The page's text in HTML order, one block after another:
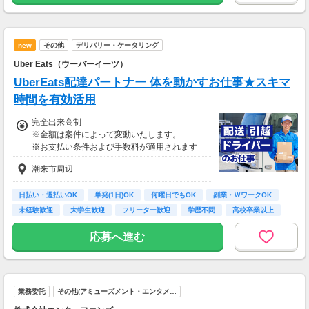
★交通誘導2級（以上）として従事した場合
■65歳～69歳迄では他の年代と同じ現場でも
安全面・体力面の考慮により比較的低負荷の業
70歳以降では低負荷業務や季節により
相談の上短時間勤務をすることもあるため
＜月収例＞
月収28万円可能
（日給1万4,000円×月20日勤務）
new その他 デリバリー・ケータリング
Uber Eats（ウーバーイーツ）
UberEats配達パートナー 体を動かすお仕事★スキマ
時間を有効活用
完全出来高制
※金額は案件によって変動いたします。
※お支払い条件および手数料が適用されます
潮来市周辺
日払い・週払いOK 単発(1日)OK 何曜日でもOK
副業・ＷワークOK
未経験歓迎
大学生歓迎 フリーター歓迎 学歴不問 高校卒業以上
応募へ進む
業務委託 その他(アミューズメント・エンタメ…